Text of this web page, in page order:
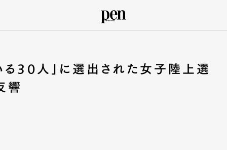
30人」に選出された女子陸上選
響